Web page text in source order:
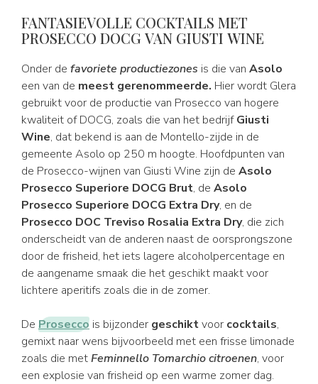
FANTASIEVOLLE COCKTAILS MET
PROSECCO DOCG VAN GIUSTI WINE
Onder de favoriete productiezones is die van Asolo
een van de meest gerenommeerde. Hier wordt Glera
gebruikt voor de productie van Prosecco van hogere
kwaliteit of DOCG, zoals die van het bedrijfGiusti
Wine, dat bekend is aan de Montello-zijde in de
gemeente Asolo op 250 m hoogte. Hoofdpunten van
de Prosecco-wijnen van Giusti Wine zijn de Asolo
Prosecco Superiore DOCG Brut, de Asolo
Prosecco Superiore DOCG Extra Dry, en de
Prosecco DOC Treviso Rosalia Extra Dry, die zich
onderscheidt van de anderen naast de oorsprongszone
door de frisheid, het iets lagere alcoholpercentage en
de aangename smaak die het geschikt maakt voor
lichtere aperitifs zoals die in de zomer.
De Prosecco is bijzonder geschiktvoor cocktails,
gemixt naar wens bijvoorbeeld met een frisse limonade
zoals die metFeminnello Tomarchio citroenen, voor
een explosie van frisheid op een warme zomer dag.